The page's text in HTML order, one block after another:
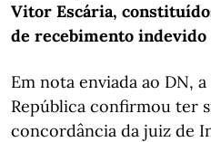
Vitor Escária,
de recebimento indevido
Em nota enviada ao DN,
República confirmou ter
concordância da juiz de